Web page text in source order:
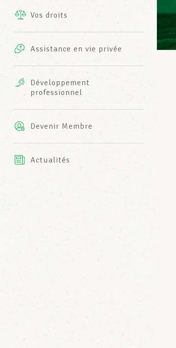
INFO-CENTER
Vos droits
Assistance en vie privée
complémentaires
AXA
Développement
professionnel
Devenir Membre
Actualités